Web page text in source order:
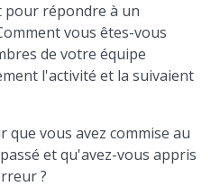
pour répondre à un
vous êtes-vous
de votre équipe
l'activité et la suivaient
que vous avez commise au
et qu'avez-vous appris
?